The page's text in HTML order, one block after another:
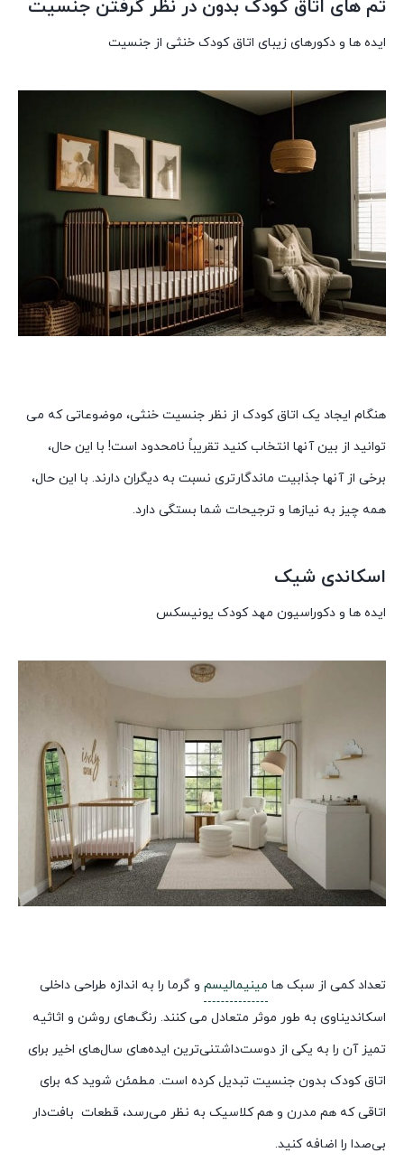
تم های اتاق کودک بدون در نظر گرفتن جنسیت
ایده ها و دکورهای زیبای اتاق کودک خنثی از جنسیت
هنگام ایجاد یک اتاق کودک از نظر جنسیت خنثی، موضوعاتی که می
توانید از بین آنها انتخاب کنید تقریباً نامحدود است! با این حال،
برخی از آنها جذابیت ماندگارتری نسبت به دیگران دارند. با این حال،
همه چیز به نیازها و ترجیحات شما بستگی دارد.
اسکاندی شیک
ایده ها و دکوراسیون مهد کودک یونیسکس
تعداد کمی از سبک ها مینیمالیسم و ​​گرما را به اندازه طراحی داخلی
اسکاندیناوی به طور موثر متعادل می کنند. رنگ‌های روشن و اثاثیه
تمیز آن را به یکی از دوست‌داشتنی‌ترین ایده‌های سال‌های اخیر برای
اتاق کودک بدون جنسیت تبدیل کرده است. مطمئن شوید که برای
اتاقی که هم مدرن و هم کلاسیک به نظر می‌رسد، قطعات بافت‌دار
بی‌صدا را اضافه کنید.